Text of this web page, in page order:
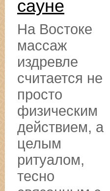
сауне
На Востоке
массаж
издревле
считается не
просто
физическим
действием, а
целым
ритуалом,
тесно